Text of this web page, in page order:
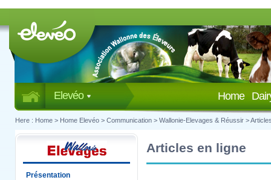
Elevéo Home
Here : Home > Home Elevéo > Communication > Wallonie-Elevages & Réussir >
Présentation
Articles en ligne